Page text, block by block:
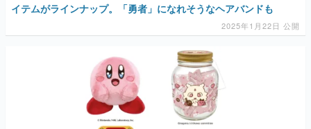
イテムがラインナップ。「勇者」になれそうなヘアバンドも
2025年1月22日 公開